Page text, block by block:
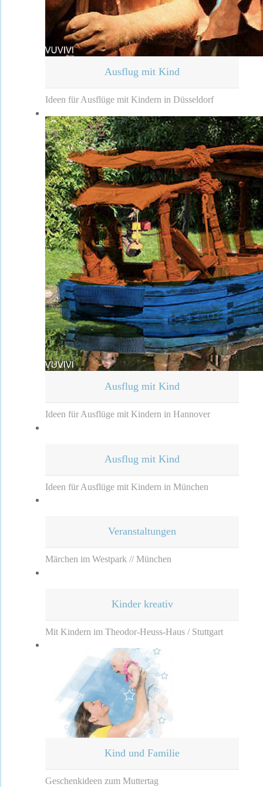
Ausflug mit Kind
Ideen für Ausflüge mit Kindern in Düsseldorf
Ausflug mit Kind
Ideen für Ausflüge mit Kindern in Hannover
Ausflug mit Kind
Ideen für Ausflüge mit Kindern in München
Veranstaltungen
Märchen im Westpark // München
Kinder kreativ
Mit Kindern im Theodor-Heuss-Haus / Stuttgart
Kind und Familie
Geschenkideen zum Muttertag